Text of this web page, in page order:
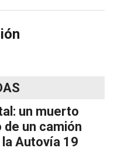
un muerto
un camión
Autovía 19